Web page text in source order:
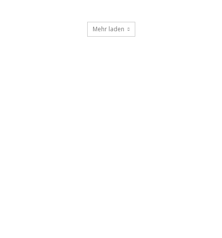
Mehr laden